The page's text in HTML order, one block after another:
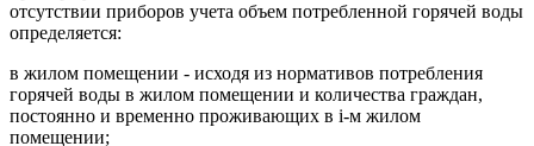
отсутствии приборов учета объем потребленной горячей воды
определяется:
в жилом помещении - исходя из нормативов потребления
горячей воды в жилом помещении и количества граждан,
постоянно и временно проживающих в i-м жилом
помещении;